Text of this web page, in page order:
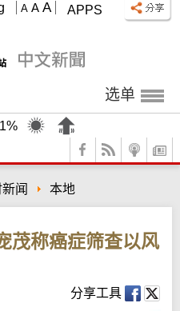
APPS
A A A
选单
闻 本地
茂称癌症筛查以风
分享工具